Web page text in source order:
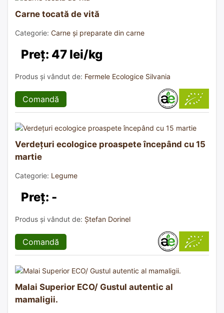
Carne tocată de vită
Categorie: Carne și preparate din carne
Preț: 47 lei/kg
Produs și vândut de: Fermele Ecologice Silvania
Comandă
Verdețuri ecologice proaspete începând cu 15
martie
Categorie: Legume
Preț: -
Produs și vândut de: Ștefan Dorinel
Comandă
Malai Superior ECO/ Gustul autentic al
mamaligii.